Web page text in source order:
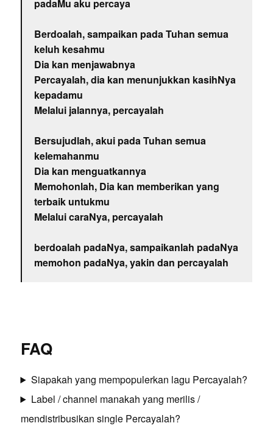
padaMu aku percaya
Berdoalah, sampaikan pada Tuhan semua
keluh kesahmu
Dia kan menjawabnya
Percayalah, dia kan menunjukkan kasihNya
kepadamu
Melalui jalannya, percayalah
Bersujudlah, akui pada Tuhan semua
kelemahanmu
Dia kan menguatkannya
Memohonlah, Dia kan memberikan yang
terbaik untukmu
Melalui caraNya, percayalah
berdoalah padaNya, sampaikanlah padaNya
memohon padaNya, yakin dan percayalah
FAQ
Siapakah yang mempopulerkan lagu Percayalah?
Label / channel manakah yang merilis /
mendistribusikan single Percayalah?